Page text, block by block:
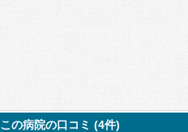
この病院の口コミ (4件)